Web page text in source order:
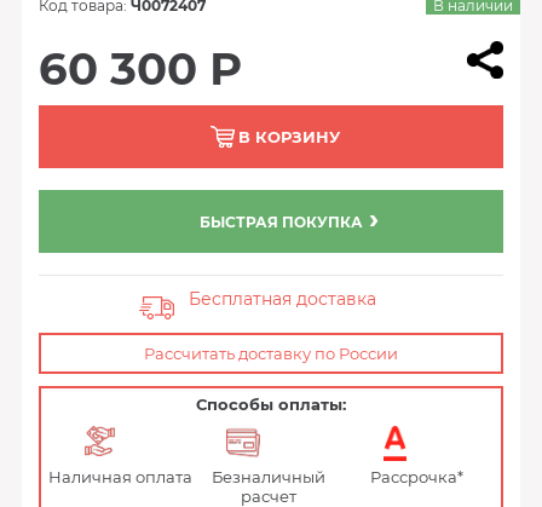
Код товара: Ч0072407 В наличии
60 300 Р
В КОРЗИНУ
БЫСТРАЯ ПОКУПКА
Бесплатная доставка
Рассчитать доставку по России
Способы оплаты:
Наличная оплата
Безналичный
расчет
Рассрочка*